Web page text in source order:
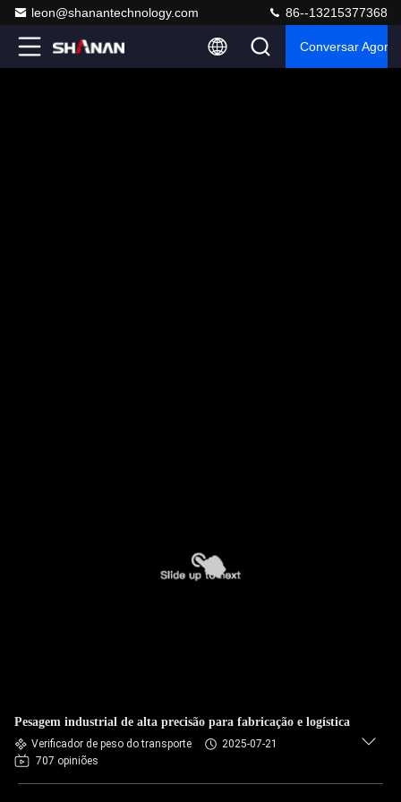
leon@shanantechnology.com 86--13215377368
Conversar Agora
Pesagem industrial de alta precisão para fabricação e logística
Verificador de peso do transporte
2025-07-21
707 opiniões